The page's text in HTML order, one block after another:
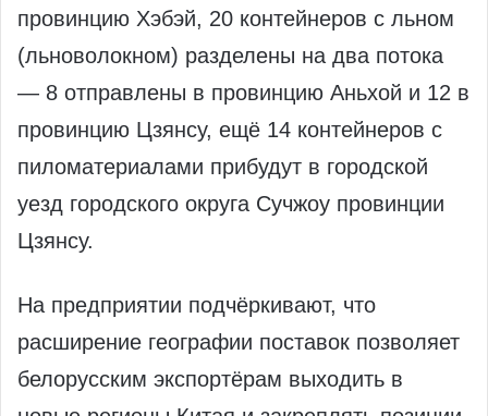
провинцию Хэбэй, 20 контейнеров с льном
(льноволокном) разделены на два потока
— 8 отправлены в провинцию Аньхой и 12 в
провинцию Цзянсу, ещё 14 контейнеров с
пиломатериалами прибудут в городской
уезд городского округа Сучжоу провинции
Цзянсу.
На предприятии подчёркивают, что
расширение географии поставок позволяет
белорусским экспортёрам выходить в